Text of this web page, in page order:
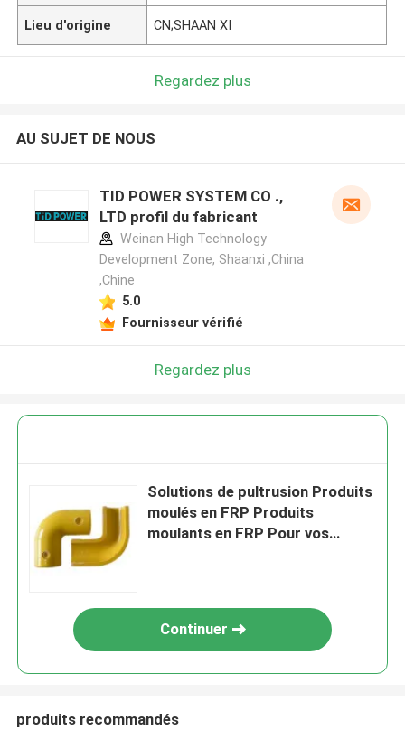
Lieu d'origine CN;SHAAN XI
Regardez plus
AU SUJET DE NOUS
TID POWER SYSTEM CO .,
LTD profil du fabricant
Weinan High Technology
Development Zone, Shaanxi ,China
,Chine
5.0
Fournisseur vérifié
Regardez plus
Solutions de pultrusion Produits
moulés en FRP Produits
moulants en FRP Pour vos
Continuer
produits recommandés